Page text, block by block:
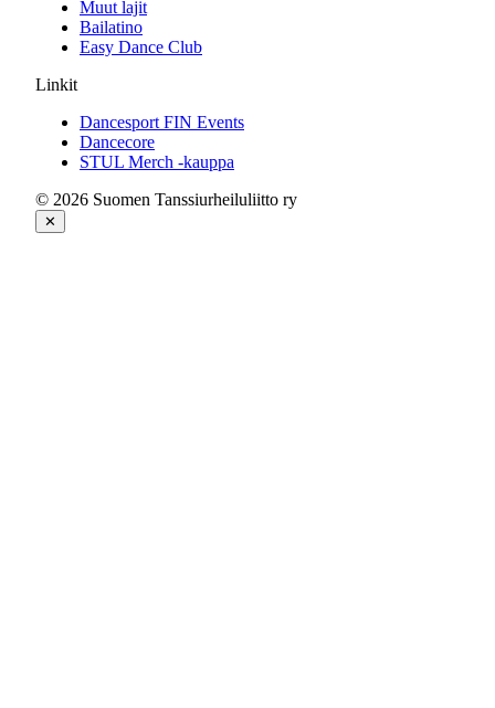
Muut lajit
Bailatino
Easy Dance Club
Linkit
Dancesport FIN Events
Dancecore
STUL Merch -kauppa
© 2026 Suomen Tanssiurheiluliitto ry
✕